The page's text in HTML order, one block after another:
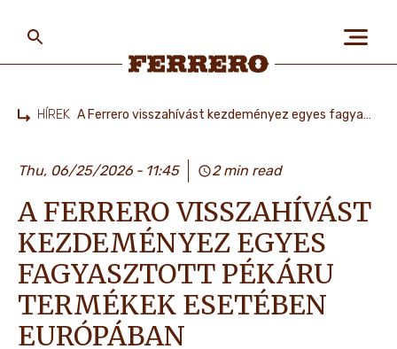
EMBEREK & BOLYGÓ
MÁRKÁINK
main
content
HÍREK A Ferrero visszahívást kezdeményez egyes fagyasztott pékáru termékek esetében Európában
Thu, 06/25/2026 11:45 2 min read
A FERRERO VISSZAHÍVÁST
KEZDEMÉNYEZ EGYES
FAGYASZTOTT PÉKÁRU
TERMÉKEK ESETÉBEN
EURÓPÁBAN